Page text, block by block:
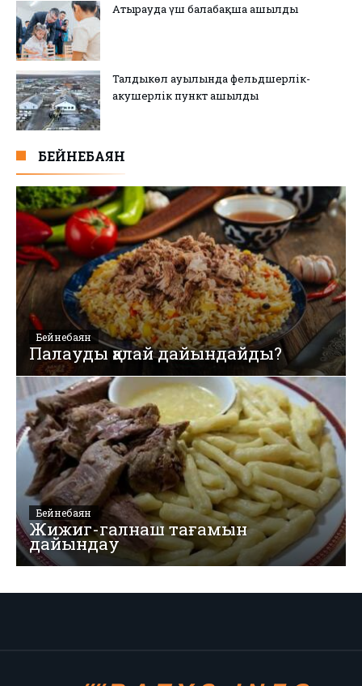
Атырауда үш балабақша ашылды
Талдыкөл ауылында фельдшерлік-
акушерлік пункт ашылды
БЕЙНЕБАЯН
Бейнебаян
Палауды қалай дайындайды?
Бейнебаян
Жижиг-галнаш тағамын
дайындау